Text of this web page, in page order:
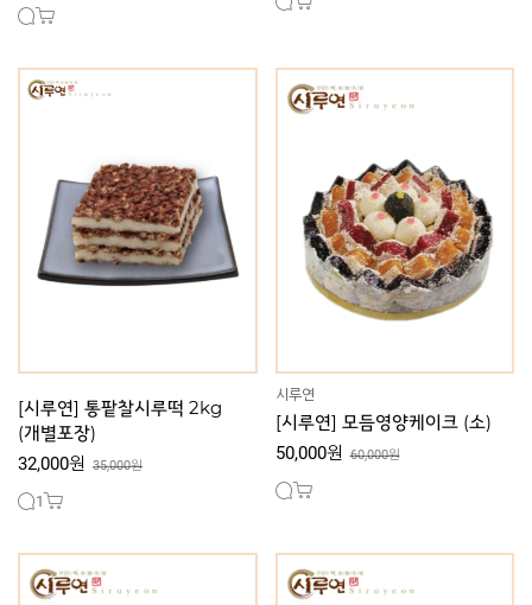
[시루연] 통팥찰시루떡 2kg
(개별포장)
32,000원 35,000원
1
시루연
[시루연] 모듬영양케이크 (소)
50,000원 60,000원